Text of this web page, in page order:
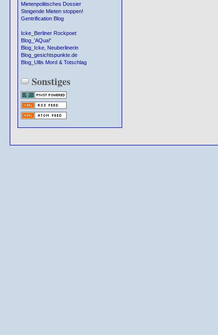
Mietenpolitisches Dossier
Steigende Mieten stoppen!
Gentrification Blog
Icke_Berliner Rockpoet
Blog_'AQua!'
Blog_Icke, Neuberlinerin
Blog_gesichtspunkte.de
Blog_Ullis Mord & Totschlag
Sonstiges